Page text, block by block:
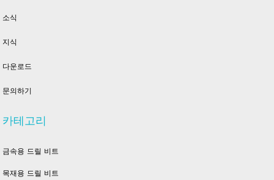
소식
지식
다운로드
문의하기
카테고리
금속용 드릴 비트
목재용 드릴 비트